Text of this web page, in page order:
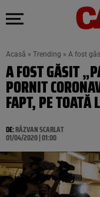
Acasă » Trending » A fost
A FOST GĂSIT
PORNIT
FAPT, PE TOATĂ
DE:RĂZVAN SCARLAT
01/04/2020 | 01:00